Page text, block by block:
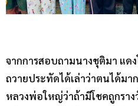
จากการสอบถามนางชุติมา แด
ถวายประทัดได้เล่าว่าตนได้ม
หลวงพ่อใหญ่ว่าถ้ามีโชคถูกรา